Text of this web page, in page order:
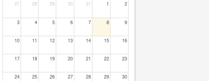
27
28 29 30 31 1 2
3 4 5 6 7 8 9
10 11 12 13 14 15 16
17 18 19 20 21 22 23
24 25 26 27 28 29 30